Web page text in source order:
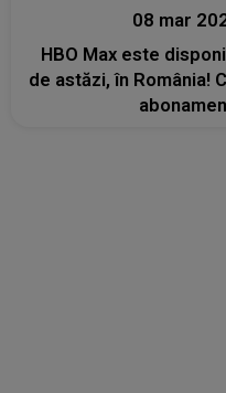
08 mar
HBO Max este
de astăzi, în România!